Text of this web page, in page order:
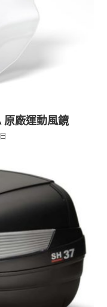
廠運動風鏡